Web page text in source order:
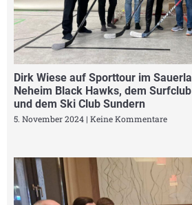
Dirk Wiese auf Sporttour im
Neheim Black Hawks, dem
und dem Ski Club Sundern
5. November 2024 Keine Kommentare